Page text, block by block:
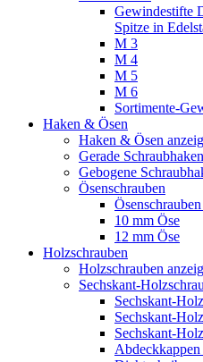
Gewindestifte
Spitze in
M 3
M 4
M 5
M 6
Sortimente-
Haken & Ösen
Haken & Ösen
Gerade Schraubhaken
Gebogene
Ösenschrauben
10 mm Öse
12 mm Öse
Holzschrauben
Holzschrauben
Sechskant-
Sechskant-
Sechskant-
Sechskant-